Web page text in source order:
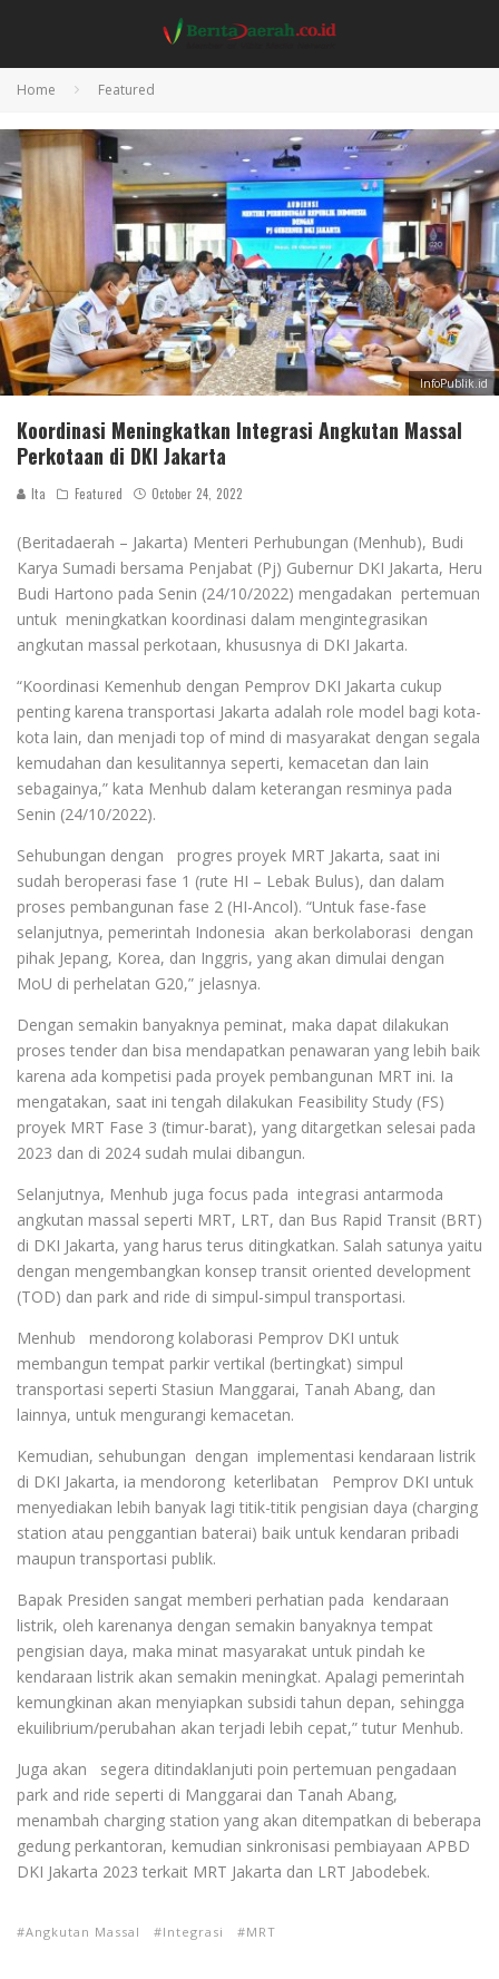
Home Featured
InfoPublik.id
Koordinasi Meningkatkan Integrasi Angkutan Massal
Perkotaan di DKI Jakarta
Ita Featured October 24, 2022
(Beritadaerah – Jakarta) Menteri Perhubungan (Menhub), Budi
Karya Sumadi bersama Penjabat (Pj) Gubernur DKI Jakarta, Heru
Budi Hartono pada Senin (24/10/2022) mengadakan pertemuan
untuk meningkatkan koordinasi dalam mengintegrasikan
angkutan massal perkotaan, khususnya di DKI Jakarta.
“Koordinasi Kemenhub dengan Pemprov DKI Jakarta cukup
penting karena transportasi Jakarta adalah role model bagi kota-
kota lain, dan menjadi top of mind di masyarakat dengan segala
kemudahan dan kesulitannya seperti, kemacetan dan lain
sebagainya,” kata Menhub dalam keterangan resminya pada
Senin (24/10/2022).
Sehubungan dengan progres proyek MRT Jakarta, saat ini
sudah beroperasi fase 1 (rute HI – Lebak Bulus), dan dalam
proses pembangunan fase 2 (HI-Ancol). “Untuk fase-fase
selanjutnya, pemerintah Indonesia akan berkolaborasi dengan
pihak Jepang, Korea, dan Inggris, yang akan dimulai dengan
MoU di perhelatan G20,” jelasnya.
Dengan semakin banyaknya peminat, maka dapat dilakukan
proses tender dan bisa mendapatkan penawaran yang lebih baik
karena ada kompetisi pada proyek pembangunan MRT ini. Ia
mengatakan, saat ini tengah dilakukan Feasibility Study (FS)
proyek MRT Fase 3 (timur-barat), yang ditargetkan selesai pada
2023 dan di 2024 sudah mulai dibangun.
Selanjutnya, Menhub juga focus pada integrasi antarmoda
angkutan massal seperti MRT, LRT, dan Bus Rapid Transit (BRT)
di DKI Jakarta, yang harus terus ditingkatkan. Salah satunya yaitu
dengan mengembangkan konsep transit oriented development
(TOD) dan park and ride di simpul-simpul transportasi.
Menhub mendorong kolaborasi Pemprov DKI untuk
membangun tempat parkir vertikal (bertingkat) simpul
transportasi seperti Stasiun Manggarai, Tanah Abang, dan
lainnya, untuk mengurangi kemacetan.
Kemudian, sehubungan dengan implementasi kendaraan listrik
di DKI Jakarta, ia mendorong keterlibatan Pemprov DKI untuk
menyediakan lebih banyak lagi titik-titik pengisian daya (charging
station atau penggantian baterai) baik untuk kendaran pribadi
maupun transportasi publik.
Bapak Presiden sangat memberi perhatian pada kendaraan
listrik, oleh karenanya dengan semakin banyaknya tempat
pengisian daya, maka minat masyarakat untuk pindah ke
kendaraan listrik akan semakin meningkat. Apalagi pemerintah
kemungkinan akan menyiapkan subsidi tahun depan, sehingga
ekuilibrium/perubahan akan terjadi lebih cepat,” tutur Menhub.
Juga akan segera ditindaklanjuti poin pertemuan pengadaan
park and ride seperti di Manggarai dan Tanah Abang,
menambah charging station yang akan ditempatkan di beberapa
gedung perkantoran, kemudian sinkronisasi pembiayaan APBD
DKI Jakarta 2023 terkait MRT Jakarta dan LRT Jabodebek.
Angkutan Massal Integrasi MRT